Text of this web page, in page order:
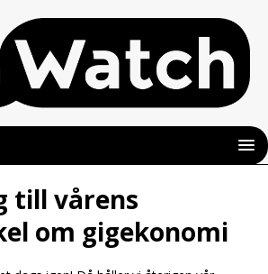
till vårens
om gigekonomi